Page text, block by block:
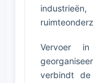
Vervoer
verbindt